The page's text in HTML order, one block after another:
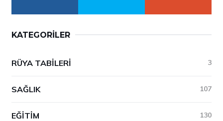
KATEGORILER
RÜYA TABILERI 3
SAĞLIK 107
EĞITIM 130